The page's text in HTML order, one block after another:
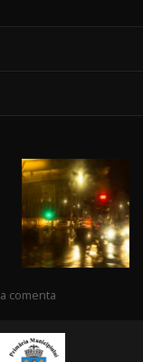
comenta